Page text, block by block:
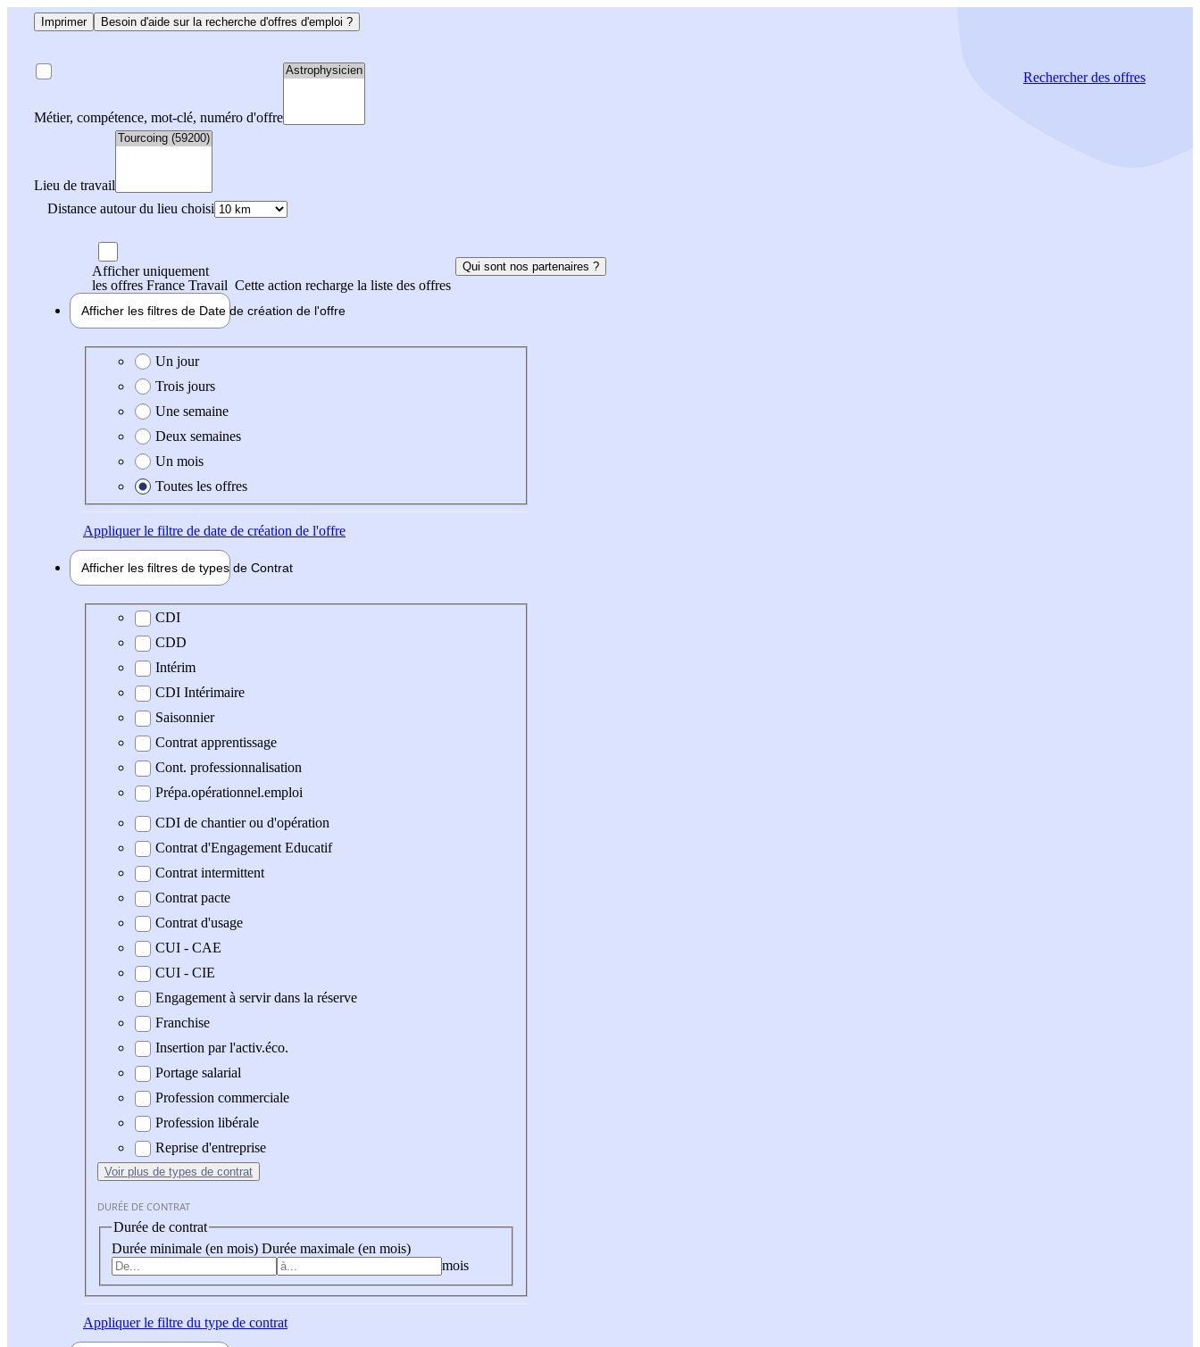
Imprimer Besoin d'aide sur la recherche d'offres d'emploi ?
Métier, compétence, mot-clé, numéro d'offre
Lieu de travail
Distance autour du lieu choisi
Rechercherdes offres
Afficher uniquement
les offres France Travail Cette action recharge la liste des offres
Qui sont nos partenaires ?
Afficher les filtres de Date de création de l'offre
Date de création de l'offre
Un jour
Trois jours
Une semaine
Deux semaines
Un mois
Toutes les offres
Appliquerle filtre de date de création de l'offre
Afficher les filtres de types de Contrat
Type de contrat
CDI
CDD
Intérim
CDI Intérimaire
Saisonnier
Contrat apprentissage
Cont. professionnalisation
Prépa.opérationnel.emploi
CDI de chantier ou d'opération
Contrat d'Engagement Educatif
Contrat intermittent
Contrat pacte
Contrat d'usage
CUI - CAE
CUI - CIE
Engagement à servir dans la réserve
Franchise
Insertion par l'activ.éco.
Portage salarial
Profession commerciale
Profession libérale
Reprise d'entreprise
Voir plus de types de contrat
DURÉE DE CONTRAT
Durée de contrat
Durée minimale (en mois) Durée maximale (en mois)
mois
Appliquerle filtre du type de contrat